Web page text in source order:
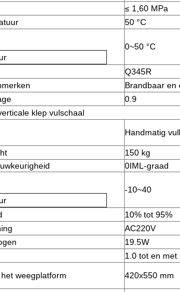
≤ 1,60 MPa
50 °C
0~50 °C
Q345R
Brandbaar en
0.9
klep vulschaal
Handmatig
150 kg
0IML-graad
-10~40
10% tot 95%
AC220V
19.5W
1.0 tot en met
weegplatform 420x550 mm